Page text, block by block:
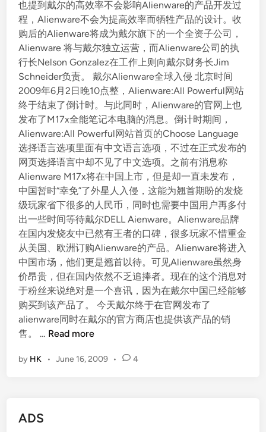
也提到戴尔的高效率不会影响Alienware的产品开发过
程，Alienware不会为提高效率而牺牲产品的设计。收
购后的Alienware将成为戴尔旗下的一个全资子公司，
Alienware 将与戴尔独立运营，而Alienware公司的执
行长Nelson Gonzalez在工作上则向戴尔财务长Jim
Schneider负责。 戴尔Alienware全球入侵 北京时间
2009年6月2日晚10点整，Alienware:All Powerful网站
终于结束了倒计时。与此同时，Alienware的官网上也
发布了M17x全能笔记本电脑的消息。倒计时期间，
Alienware:All Powerful网站首页的Choose Language
选择语言选项里面有中文语言选项，不过在正式发布的
网页选择语言中却不见了中文选项。之前有消息称
Alienware M17x将在中国上市，但是却一直未发布，
中国暂时“幸免”了外星人入侵，这能为翘首期盼的发烧
级玩家省下很多的人民币，同时也需要中国用户再多付
出一些时间等待戴尔DELL Aienware。Alienware品牌
在国内发烧友中已然有王者的口碑，很多玩家不惜重金
从美国、欧洲订购Alienware的产品。Alienware将进入
中国市场，他们更是翘首以待。可见Alienware虽然身
价昂贵，但在国内依然不乏追捧者。现在的这个消息对
于粉丝来说绝对是一个喜讯，因为在戴尔中国已经能够
购买到该产品了。 今天戴尔终于在官网发布了
alienware同时在戴尔的官方商店也提供该产品的销
售。 … D
L
Read more
by HK • June 16, 2009 • 4
ADS